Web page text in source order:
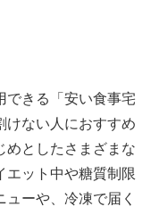
できる「安い食事宅
けない人におすすめ
めとしたさまざまな
エット中や糖質制限
ーや、冷凍で届く